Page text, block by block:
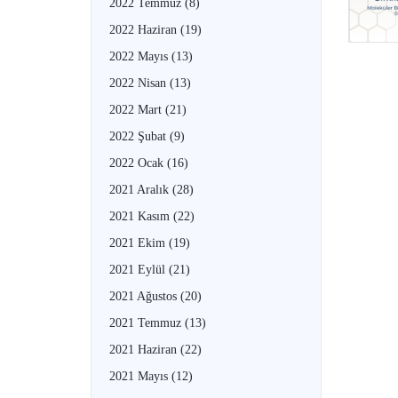
2022 Temmuz (8)
2022 Haziran (19)
2022 Mayıs (13)
2022 Nisan (13)
2022 Mart (21)
2022 Şubat (9)
2022 Ocak (16)
2021 Aralık (28)
2021 Kasım (22)
2021 Ekim (19)
2021 Eylül (21)
2021 Ağustos (20)
2021 Temmuz (13)
2021 Haziran (22)
2021 Mayıs (12)